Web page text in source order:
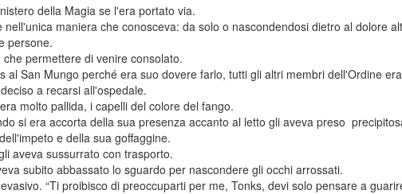
della Magia se l'era portato via.
maniera che conosceva: da solo o nascondendosi dietro al dolore
persone.
permettere di venire consolato.
al San Mungo perché era suo dovere farlo, tutti gli altri membri dell'Ordine
a recarsi all'ospedale.
molto pallida, i capelli del colore del fango.
si era accorta della sua presenza accanto al letto gli aveva preso
e della sua goffaggine.
aveva sussurrato con trasporto.
subito abbassato lo sguardo per nascondere gli occhi arrossati.
“Ti proibisco di preoccuparti per me, Tonks, devi solo pensare a